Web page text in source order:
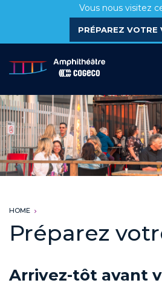
Vous nous visitez
PRÉPAREZ VOTRE
HOME
Préparez
Arrivez-tôt avant